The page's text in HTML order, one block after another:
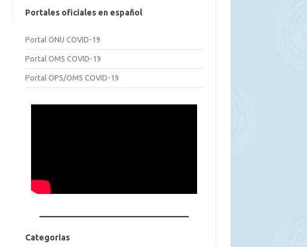
Portales oficiales en español
Portal ONU COVID-19
Portal OMS COVID-19
Portal OPS/OMS COVID-19
Categorias